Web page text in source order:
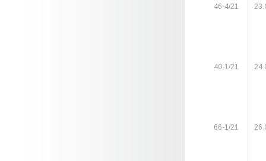
46-4/21
40-1/21
66-1/21